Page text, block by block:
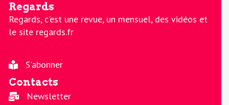
Regards
Regards, c'est une revue, un mensuel, des vidéos et
le site regards.fr
S'abonner
Contacts
Newsletter